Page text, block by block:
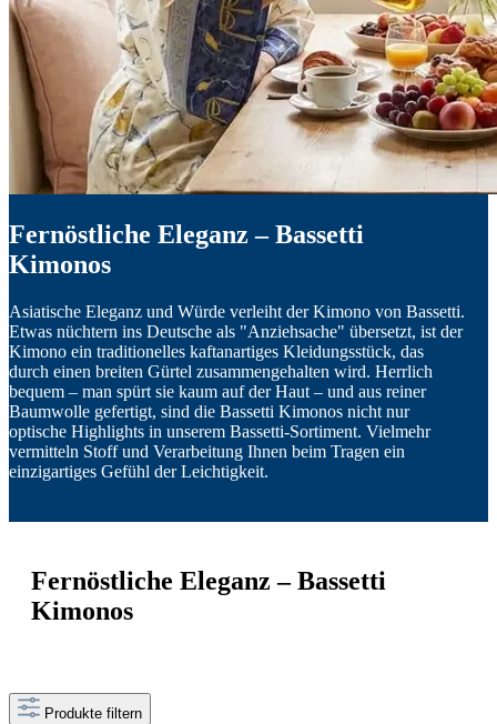
Fernöstliche Eleganz – Bassetti
Kimonos
Asiatische Eleganz und Würde verleiht der Kimono von Bassetti.
Etwas nüchtern ins Deutsche als "Anziehsache" übersetzt, ist der
Kimono ein traditionelles kaftanartiges Kleidungsstück, das
durch einen breiten Gürtel zusammengehalten wird. Herrlich
bequem – man spürt sie kaum auf der Haut – und aus reiner
Baumwolle gefertigt, sind die Bassetti Kimonos nicht nur
optische Highlights in unserem Bassetti-Sortiment. Vielmehr
vermitteln Stoff und Verarbeitung Ihnen beim Tragen ein
einzigartiges Gefühl der Leichtigkeit.
Fernöstliche Eleganz – Bassetti
Kimonos
Produkte filtern